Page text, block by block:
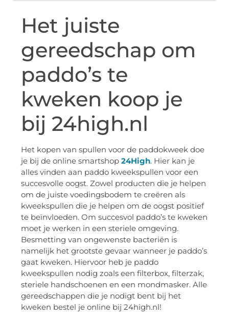
Het juiste
gereedschap om
paddo’s te
kweken koop je
bij 24high.nl
Het kopen van spullen voor de paddokweek doe
je bij de online smartshop 24High. Hier kan je
alles vinden aan paddo kweekspullen voor een
succesvolle oogst. Zowel producten die je helpen
om de juiste voedingsbodem te creëren als
kweekspullen die je helpen om de oogst positief
te beïnvloeden. Om succesvol paddo’s te kweken
moet je werken in een steriele omgeving.
Besmetting van ongewenste bacteriën is
namelijk het grootste gevaar wanneer je paddo’s
gaat kweken. Hiervoor heb je paddo
kweekspullen nodig zoals een filterbox, filterzak,
steriele handschoenen en een mondmasker. Alle
gereedschappen die je nodigt bent bij het
kweken bestel je online bij 24high.nl!